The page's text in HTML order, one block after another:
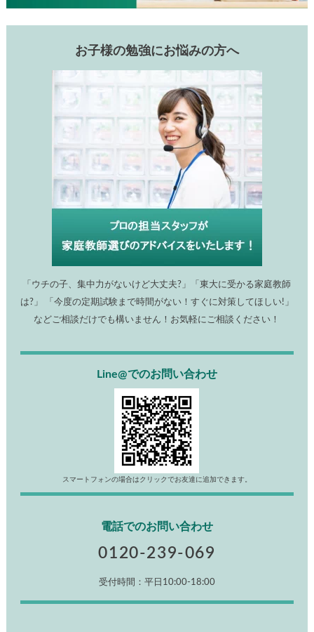
お子様の勉強にお悩みの方へ
「ウチの子、集中力がないけど大丈夫?」「東大に受かる家庭教師
は?」 「今度の定期試験まで時間がない！すぐに対策してほしい!」
などご相談だけでも構いません！お気軽にご相談ください！
Line@でのお問い合わせ
スマートフォンの場合はクリックでお友達に追加できます。
電話でのお問い合わせ
0120-239-069
受付時間：平日10:00-18:00